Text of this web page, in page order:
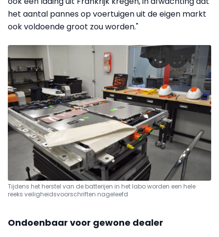
het aantal pannes op voertuigen uit de eigen markt
ook voldoende groot zou worden."
Tijdens het herstel van de batterijen in het labo worden een hele
reeks veiligheidsvoorschriften nageleefd
Ondoenbaar voor gewone dealer